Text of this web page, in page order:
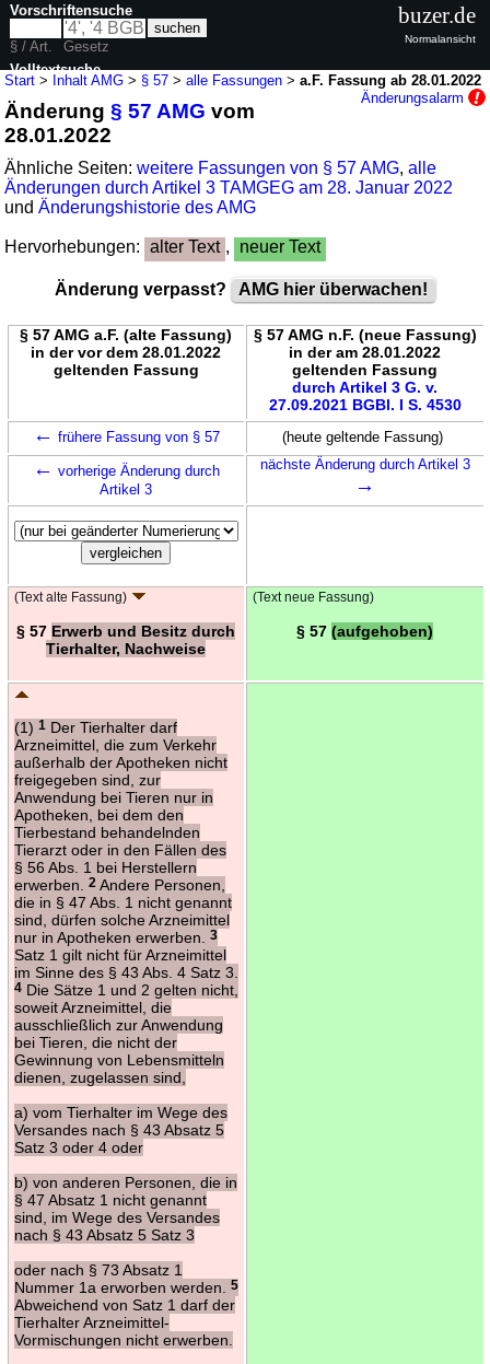
Start > Inhalt AMG > § 57 >alle Fassungen >a.F. Fassung ab 28.01.2022
Änderungsalarm
Änderung§ 57 AMG vom
28.01.2022
Ähnliche Seiten:weitere Fassungen von § 57 AMG,alle
Änderungen durch Artikel 3 TAMGEG am 28. Januar 2022
undÄnderungshistorie des AMG
Hervorhebungen: alter Text , neuer Text
Änderung verpasst? AMG hier überwachen!
§ 57 AMG a.F. (alte Fassung)
in der vor dem 28.01.2022
geltenden Fassung
§ 57 AMG n.F. (neue Fassung)
in der am 28.01.2022
geltenden Fassung
durch Artikel 3 G. v.
27.09.2021 BGBl. I S. 4530
← frühere Fassung von § 57 (heute geltende Fassung)
← vorherige Änderung durch
Artikel 3
nächste Änderung durch Artikel 3
→
(Text alte Fassung)
§ 57 Erwerb und Besitz durch
Tierhalter, Nachweise
(Text neue Fassung)
§ 57 (aufgehoben)
(1) 1Der Tierhalter darf
Arzneimittel, die zum Verkehr
außerhalb der Apotheken nicht
freigegeben sind, zur
Anwendung bei Tieren nur in
Apotheken, bei dem den
Tierbestand behandelnden
Tierarzt oder in den Fällen des
§ 56 Abs. 1 bei Herstellern
erwerben.
2Andere Personen,
die in § 47 Abs. 1 nicht genannt
sind, dürfen solche Arzneimittel
nur in Apotheken erwerben.
3
Satz 1 gilt nicht für Arzneimittel
im Sinne des § 43 Abs. 4 Satz 3.
4Die Sätze 1 und 2 gelten nicht,
soweit Arzneimittel, die
ausschließlich zur Anwendung
bei Tieren, die nicht der
Gewinnung von Lebensmitteln
dienen, zugelassen sind,
a) vom Tierhalter im Wege des
Versandes nach § 43 Absatz 5
Satz 3 oder 4 oder
b) von anderen Personen, die in
§ 47 Absatz 1 nicht genannt
sind, im Wege des Versandes
nach § 43 Absatz 5 Satz 3
oder nach § 73 Absatz 1
Nummer 1a erworben werden.
5
Abweichend von Satz 1 darf der
Tierhalter Arzneimittel-
Vormischungen nicht erwerben.
Vorschriftensuche
§ / Art.
Gesetz
Volltextsuche
nur in AMG
buzer.de
Normalansicht